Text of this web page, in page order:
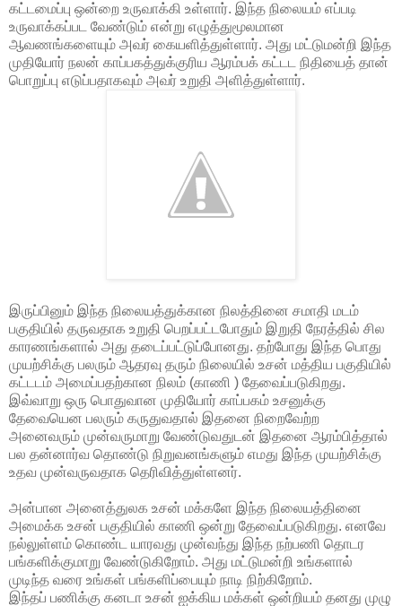
கட்டமைப்பு ஒன்றை உருவாக்கி உள்ளார். இந்த நிலையம் எப்படி
உருவாக்கப்பட வேண்டும் என்று எழுத்துமூலமான
ஆவணங்களையும் அவர் கையளித்துள்ளார். அது மட்டுமன்றி இந்த
முதியோர் நலன் காப்பகத்துக்குரிய ஆரம்பக் கட்டட நிதியைத் தான்
பொறுப்பு எடுப்பதாகவும் அவர் உறுதி அளித்துள்ளார்.
இருப்பினும் இந்த நிலையத்துக்கான நிலத்தினை சமாதி மடம்
பகுதியில் தருவதாக உறுதி பெறப்பட்டபோதும் இறுதி நேரத்தில் சில
காரணங்களால் அது தடைப்பட்டுப்போனது. தற்போது இந்த பொது
முயற்சிக்கு பலரும் ஆதரவு தரும் நிலையில் உசன் மத்திய பகுதியில்
கட்டடம் அமைப்பதற்கான நிலம் (காணி ) தேவைப்படுகிறது.
இவ்வாறு ஒரு பொதுவான முதியோர் காப்பகம் உசனுக்கு
தேவையென பலரும் கருதுவதால் இதனை நிறைவேற்ற
அனைவரும் முன்வருமாறு வேண்டுவதுடன் இதனை ஆரம்பித்தால்
பல தன்னார்வ தொண்டு நிறுவனங்களும் எமது இந்த முயற்சிக்கு
உதவ முன்வருவதாக தெரிவித்துள்ளனர்.
அன்பான அனைத்துலக உசன் மக்களே இந்த நிலையத்தினை
அமைக்க உசன் பகுதியில் காணி ஒன்று தேவைப்படுகிறது. எனவே
நல்லுள்ளம் கொண்ட யாரவது முன்வந்து இந்த நற்பணி தொடர
பங்களிக்குமாறு வேண்டுகிறோம். அது மட்டுமன்றி உங்களால்
முடிந்த வரை உங்கள் பங்களிப்பையும் நாடி நிற்கிறோம்.
இந்தப் பணிக்கு கனடா உசன் ஐக்கிய மக்கள் ஒன்றியம் தனது முழு